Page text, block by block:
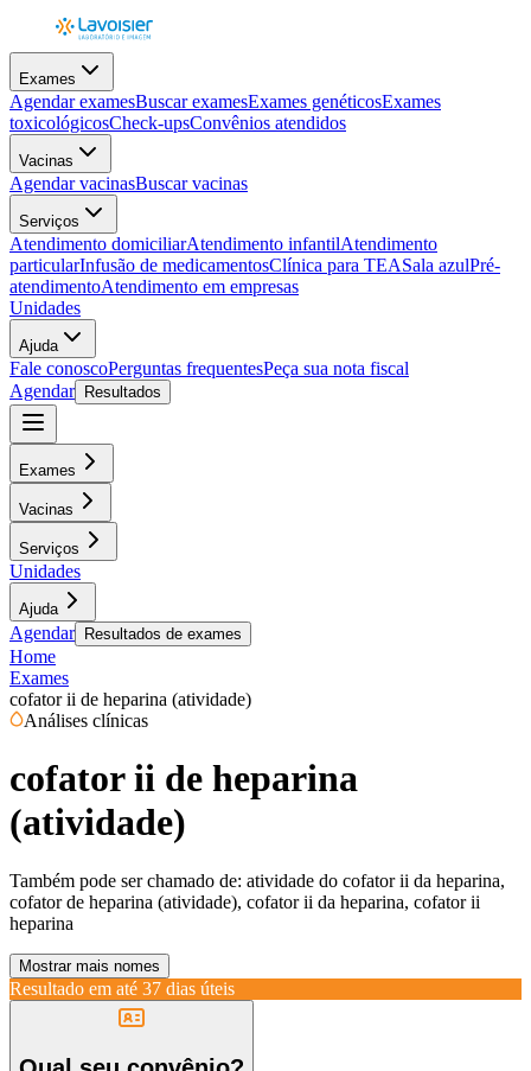
Exames
Agendar examesBuscar examesExames genéticosExames
toxicológicosCheck-upsConvênios atendidos
Vacinas
Agendar vacinasBuscar vacinas
Serviços
Atendimento domiciliarAtendimento infantilAtendimento
particularInfusão de medicamentosClínica para TEASala azulPré-
atendimentoAtendimento em empresas
Unidades
Ajuda
Fale conoscoPerguntas frequentesPeça sua nota fiscal
Agendar
Resultados
Exames
Vacinas
Serviços
Unidades
Ajuda
Agendar Resultados de exames
Home
Exames
cofator ii de heparina (atividade)
Análises clínicas
cofator ii de heparina
(atividade)
Também pode ser chamado de: atividade do cofator ii da heparina,
cofator de heparina (atividade), cofator ii da heparina, cofator ii
heparina
Mostrar mais nomes
Resultado em até 37 dias úteis